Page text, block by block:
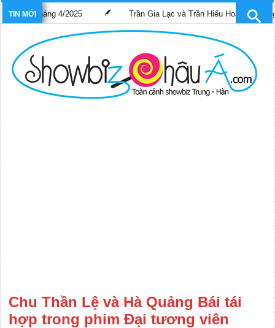
TIN MỚI
tháng 4/2025 Trần Gia Lạc và Trần Hiểu Hoa lần đầu “gánh”
Chu Thần Lệ và Hà Quảng Bái tái
hợp trong phim Đại tương viên